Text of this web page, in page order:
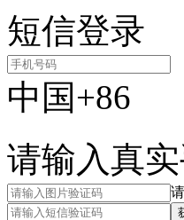
短信登录
中国+86
请输入真